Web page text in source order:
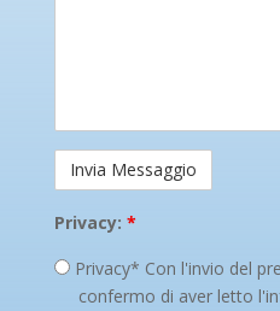
Privacy: *
Privacy* Con l'invio del
confermo di aver letto